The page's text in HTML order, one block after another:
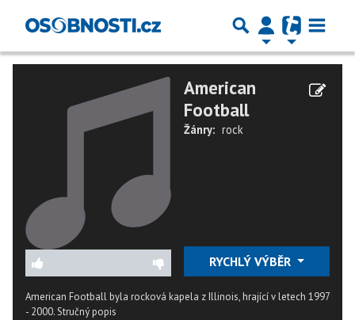
American
Football
Žánry: rock
RYCHLÝ VÝBĚR
American Football byla rocková kapela z Illinois, hrající v letech 1997
- 2000.Stručný popis